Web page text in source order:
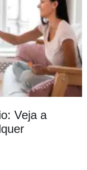
Veja a